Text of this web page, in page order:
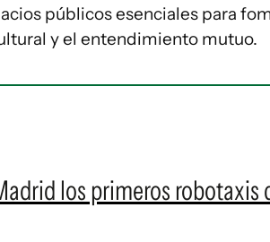
públicos esenciales para
y el entendimiento mutuo.
los primeros robotaxis